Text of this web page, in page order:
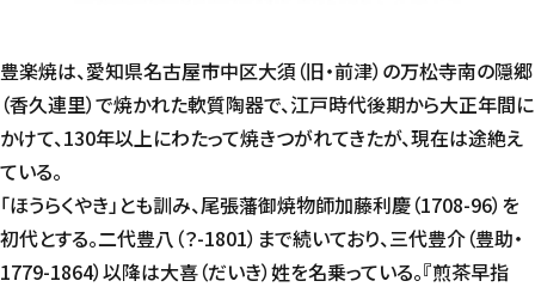
豊楽焼は、愛知県名古屋市中区大須（旧・前津）の万松寺南の隠郷
（香久連里）で焼かれた軟質陶器で、江戸時代後期から大正年間に
かけて、130年以上にわたって焼きつがれてきたが、現在は途絶え
ている。
「ほうらくやき」とも訓み、尾張藩御焼物師加藤利慶（1708-96）を
初代とする。二代豊八（？-1801）まで続いており、三代豊介（豊助・
1779-1864）以降は大喜（だいき）姓を名乗っている。『煎茶早指